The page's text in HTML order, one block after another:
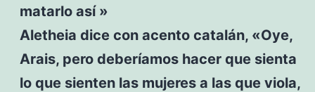
matarlo así »
Aletheia dice con acento catalán, «Oye,
Arais, pero deberíamos hacer que sienta
lo que sienten las mujeres a las que viola,